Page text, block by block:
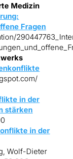
Medizin
Fragen
in der
stärken
in der
Wolf-Dieter